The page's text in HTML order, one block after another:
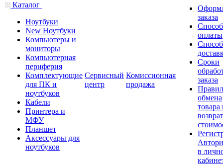
Каталог
Ноутбуки
New Ноутбуки
Компьютеры и
мониторы
Компьютерная
периферия
Комплектующие
для ПК и
ноутбуков
Кабели
Принтера и
МФУ
Планшет
Аксессуары для
ноутбуков
Сервисный
центр
Комиссионная
продажа
заказа
оплаты
Сроки
заказа
обмена
товара
в